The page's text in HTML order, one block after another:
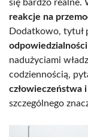
się bardzo realne.
reakcje na
Dodatkowo, tytuł
nadużyciami
codziennością,
człowieczeństwa
szczególnego